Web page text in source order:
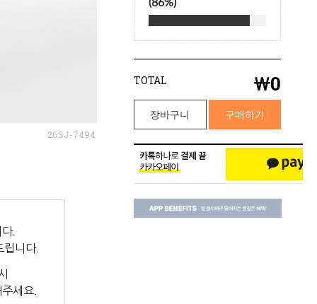
26SJ-7494
.
립니다.
세요.
TOTAL ￦0
장바구니 구매하기